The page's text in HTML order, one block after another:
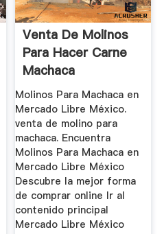
Venta De Molinos
Para Hacer Carne
Machaca
Molinos Para Machaca en
Mercado Libre México.
venta de molino para
machaca. Encuentra
Molinos Para Machaca en
Mercado Libre México
Descubre la mejor forma
de comprar online Ir al
contenido principal
Mercado Libre México